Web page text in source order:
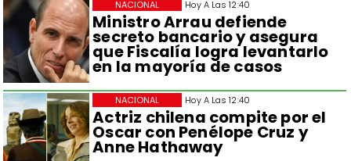
Hoy A Las 12:40
Ministro Arrau defiende
secreto bancario y asegura
que Fiscalía logra levantarlo
en la mayoría de casos
NACIONAL
Hoy A Las 12:40
Actriz chilena compite por el
Oscar con Penélope Cruz y
Anne Hathaway
NACIONAL